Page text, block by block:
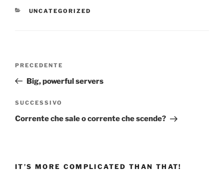
CATEGORIE
UNCATEGORIZED
Articolo
precedente:
PRECEDENTE
Big, powerful servers
Articolo
successivo
SUCCESSIVO
Corrente che sale o corrente che scende?
IT’S MORE COMPLICATED THAN THAT!